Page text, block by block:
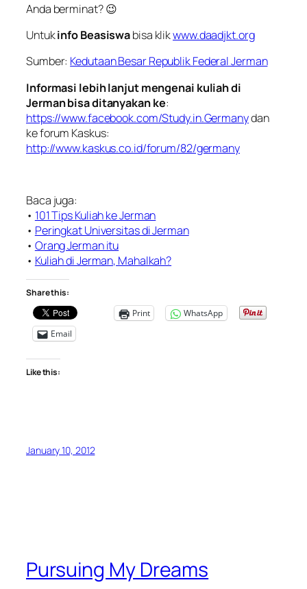
Anda berminat? 😉
Untukinfo Beasiswabisa klikwww.daadjkt.org
Sumber: Kedutaan Besar Republik Federal Jerman
Informasi lebih lanjut mengenai kuliah di
Jerman bisa ditanyakan ke:
https://www.facebook.com/Study.in.Germanydan
ke forum Kaskus:
http://www.kaskus.co.id/forum/82/germany
Baca juga:
• 101 Tips Kuliah ke Jerman
• Peringkat Universitas di Jerman
• Orang Jerman itu
• Kuliah di Jerman, Mahalkah?
Share this:
Print
WhatsApp
Email
Like this:
January 10, 2012
Pursuing My Dreams